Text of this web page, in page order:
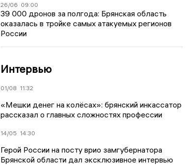
26/06 09:00
39 000 дронов за полгода: Брянская область
оказалась в тройке самых атакуемых регионов
России
Интервью
01/08 11:32
«Мешки денег на колёсах»: брянский инкассатор
рассказал о главных сложностях профессии
14/05 14:30
Герой России на посту врио замгубернатора
Брянской области дал эксклюзивное интервью